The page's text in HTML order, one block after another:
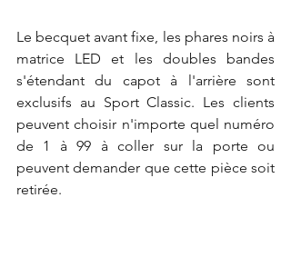
Le becquet avant fixe, les phares noirs à
matrice LED et les doubles bandes
s'étendant du capot à l'arrière sont
exclusifs au Sport Classic. Les clients
peuvent choisir n'importe quel numéro
de 1 à 99 à coller sur la porte ou
peuvent demander que cette pièce soit
retirée.